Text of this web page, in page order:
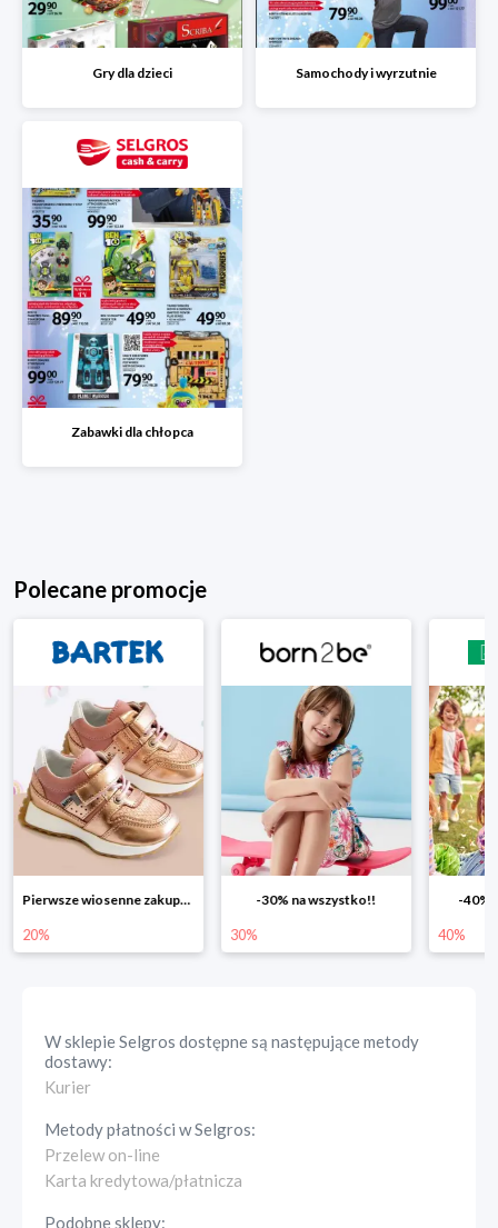
Gry dla dzieci Samochody i wyrzutnie
Zabawki dla chłopca
Polecane promocje
Pierwsze wiosenne zakupy -20%
20%
-30% na wszystko!!
30%
-40%
40%
W sklepieSelgros dostępne są następujące metody
dostawy:
Kurier
Metody płatności wSelgros:
Przelew on-line
Karta kredytowa/płatnicza
Podobne sklepy: